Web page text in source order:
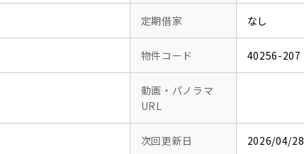
定期借家 なし
物件コード 40256-207
動画・パノラマ
URL
次回更新日 2026/04/28